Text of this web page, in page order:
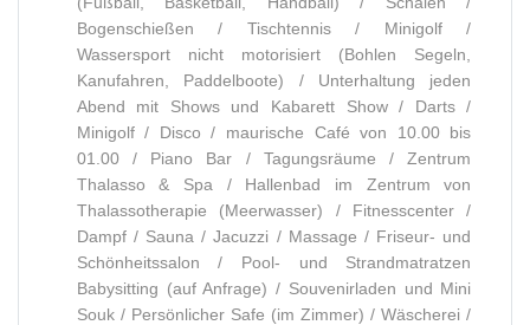
Bogenschießen / Tischtennis / Minigolf /
Wassersport nicht motorisiert (Bohlen Segeln,
Kanufahren, Paddelboote) / Unterhaltung jeden
Abend mit Shows und Kabarett Show / Darts /
Minigolf / Disco / maurische Café von 10.00 bis
01.00 / Piano Bar / Tagungsräume / Zentrum
Thalasso & Spa / Hallenbad im Zentrum von
Thalassotherapie (Meerwasser) / Fitnesscenter /
Dampf / Sauna / Jacuzzi / Massage / Friseur- und
Schönheitssalon / Pool- und Strandmatratzen
Babysitting (auf Anfrage) / Souvenirladen und Mini
Souk / Persönlicher Safe (im Zimmer) / Wäscherei /